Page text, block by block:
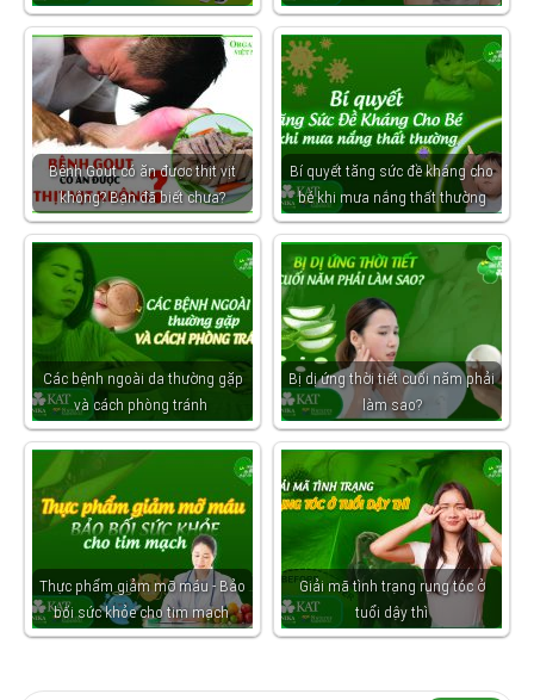
Bệnh Gout có ăn được thịt vịt
không? Bạn đã biết chưa?
Bí quyết tăng sức đề kháng cho
bé khi mưa nắng thất thường
Các bệnh ngoài da thường gặp
và cách phòng tránh
Bị dị ứng thời tiết cuối năm phải
làm sao?
Thực phẩm giảm mỡ máu - Bảo
bối sức khỏe cho tim mạch
Giải mã tình trạng rụng tóc ở
tuổi dậy thì